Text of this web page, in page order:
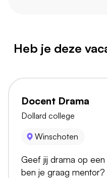
Heb je deze
Docent Drama
Dollard college
Winschoten
Geef jij drama op
ben je graag